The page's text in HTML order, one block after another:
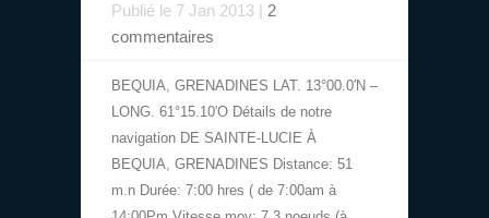
Publié le 7 Jan 2013 | 2
commentaires
BEQUIA, GRENADINES LAT. 13°00.0′N –
LONG. 61°15.10′O Détails de notre
navigation DE SAINTE-LUCIE À
BEQUIA, GRENADINES Distance: 51
m.n Durée: 7:00 hres ( de 7:00am à